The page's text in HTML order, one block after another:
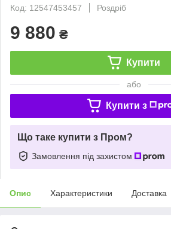
Код: 12547453457
Роздріб
9 880 ₴
Купити
або
Купити з
Що таке купити з Пром?
Замовлення під захистом
Опис Характеристики Доставка